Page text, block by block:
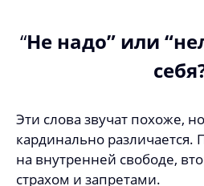
“Не надо” или
Эти слова звучат похоже,
кардинально различается.
на внутренней свободе,
страхом и запретами.